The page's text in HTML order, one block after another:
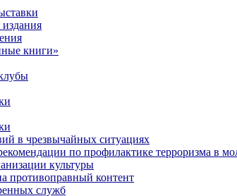
книги»
в чрезвычайных ситуациях
по профилактике терроризма в
культуры
противоправный контент
служб